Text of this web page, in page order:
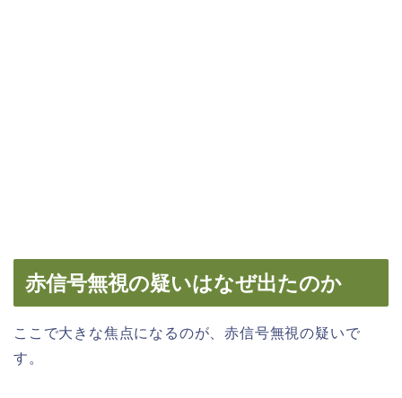
赤信号無視の疑いはなぜ出たのか
ここで大きな焦点になるのが、赤信号無視の疑いで
す。